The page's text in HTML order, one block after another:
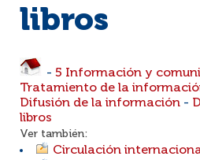
libros
- 5 Información y
Tratamiento de la
Difusión de la información -
libros
Ver también:
Circulación